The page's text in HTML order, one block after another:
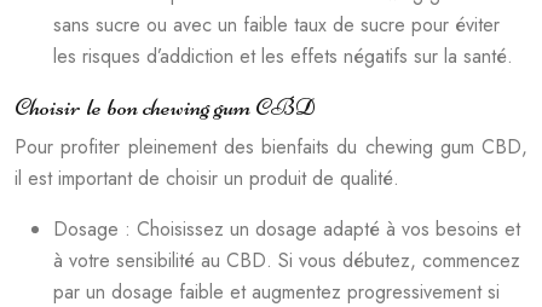
sans sucre ou avec un faible taux de sucre pour éviter
les risques d’addiction et les effets négatifs sur la santé.
Choisir le bon chewing gum CBD
Pour profiter pleinement des bienfaits du chewing gum CBD,
il est important de choisir un produit de qualité.
Dosage : Choisissez un dosage adapté à vos besoins et
à votre sensibilité au CBD. Si vous débutez, commencez
par un dosage faible et augmentez progressivement si